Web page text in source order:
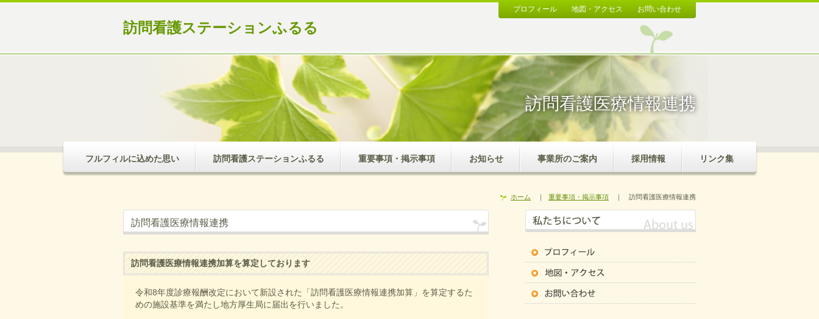
訪問看護ステーションふるる
プロフィール 地図・アクセス お問い合わせ
訪問看護医療情報連携
フルフィルに込めた思い 訪問看護ステーションふるる 重要事項・掲示事項 お知らせ 事業所のご案内 採用情報 リンク集
ホーム ｜ 重要事項・掲示事項 ｜ 訪問看護医療情報連携
訪問看護医療情報連携
訪問看護医療情報連携加算を算定しております
令和8年度診療報酬改定において新設された「訪問看護医療情報連携加算」を算定するた
めの施設基準を満たし地方厚生局に届出を行いました。